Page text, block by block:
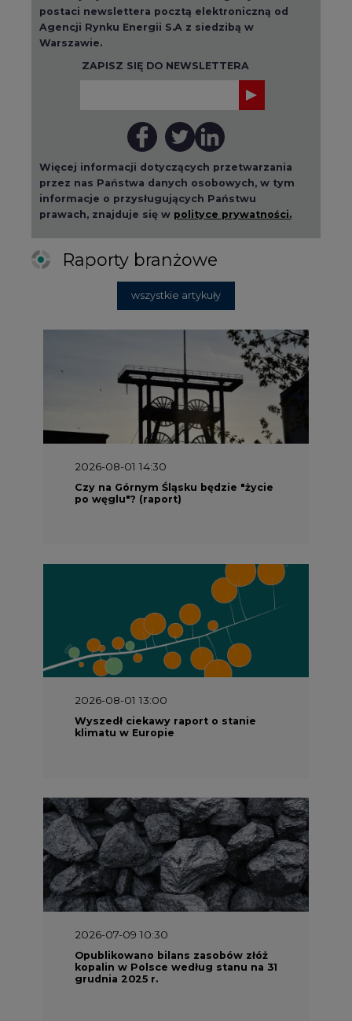
postaci newslettera pocztą elektroniczną od
Agencji Rynku Energii S.A z siedzibą w
Warszawie.
ZAPISZ SIĘ DO NEWSLETTERA
Więcej informacji dotyczących przetwarzania
przez nas Państwa danych osobowych, w tym
informacje o przysługujących Państwu
prawach, znajduje się w polityce prywatności.
Raporty branżowe
wszystkie artykuły
2026-08-01 14:30
Czy na Górnym Śląsku będzie "życie
po węglu"? (raport)
2026-08-01 13:00
Wyszedł ciekawy raport o stanie
klimatu w Europie
2026-07-09 10:30
Opublikowano bilans zasobów złóż
kopalin w Polsce według stanu na 31
grudnia 2025 r.